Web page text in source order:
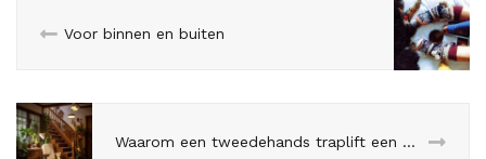
Voor binnen en buiten
Waarom een tweedehands traplift een slimme keuze is voor je portemonnee